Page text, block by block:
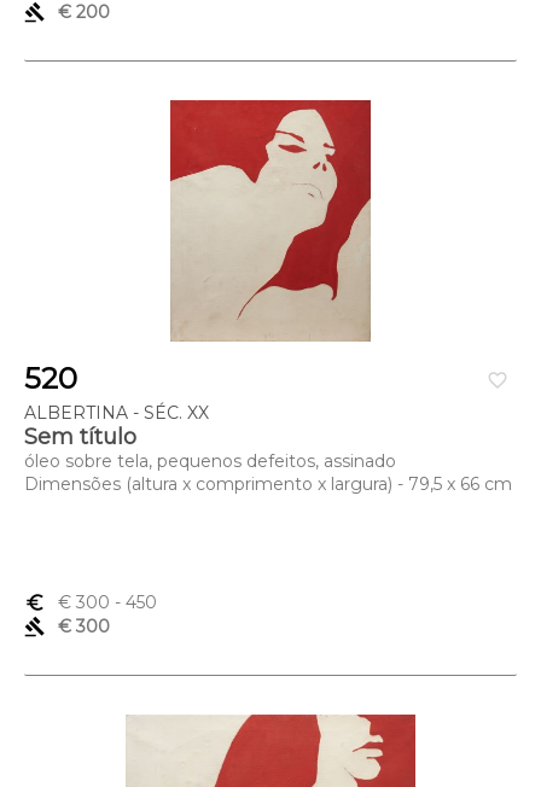
gavel
€ 200
favorite_border
520
ALBERTINA - SÉC. XX
Sem título
óleo sobre tela, pequenos defeitos, assinado
Dimensões (altura x comprimento x largura) - 79,5 x 66 cm
euro_symbol € 300 - 450
gavel
€ 300